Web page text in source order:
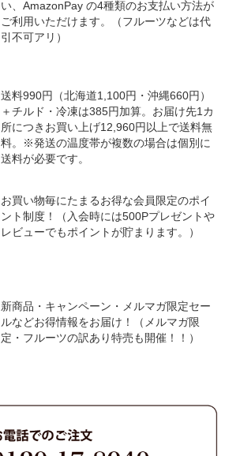
い、AmazonPay の4種類のお支払い方法が
ご利用いただけます。（フルーツなどは代
引不可アリ）
送料990円（北海道1,100円・沖縄660円）
＋チルド・冷凍は385円加算。お届け先1カ
所につきお買い上げ12,960円以上で送料無
料。※発送の温度帯が複数の場合は個別に
送料が必要です。
お買い物毎にたまるお得な会員限定のポイ
ント制度！（入会時には500Pプレゼントや
レビューでもポイントが貯まります。）
新商品・キャンペーン・メルマガ限定セー
ルなどお得情報をお届け！（メルマガ限
定・フルーツの訳あり特売も開催！！）